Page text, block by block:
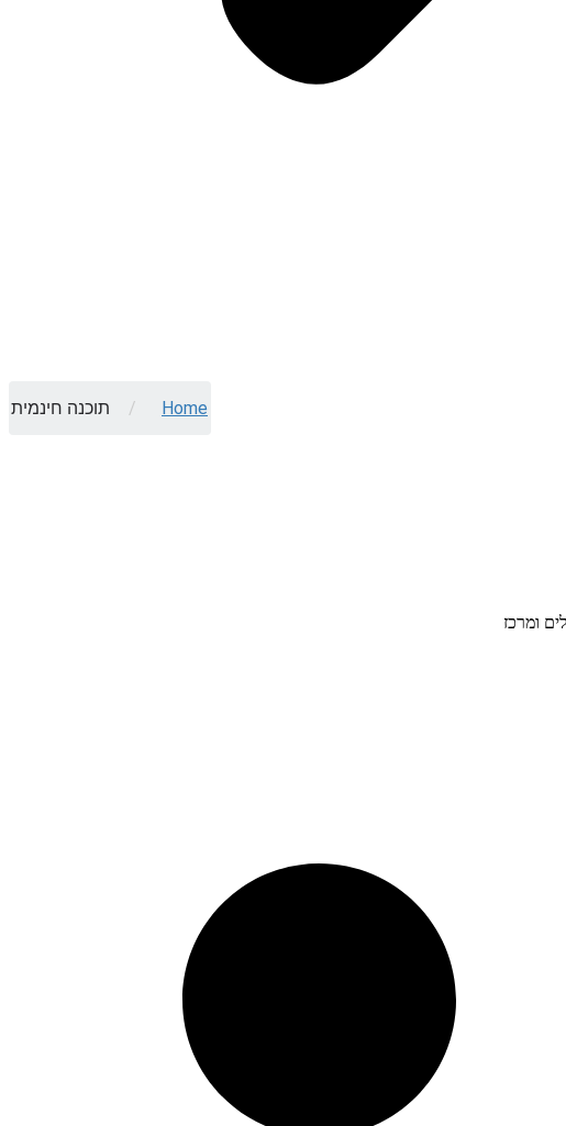
Home
/ תוכנה חינמית